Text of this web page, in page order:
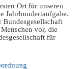
Ort für unseren
Jahrhundertaufgabe.
vor, die
für